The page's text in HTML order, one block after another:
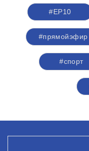
#ЕР10
#прямойэфир
#спорт